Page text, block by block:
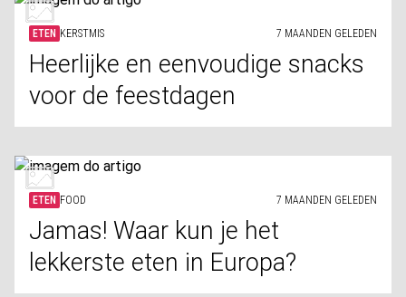
ETEN KERSTMIS 7 MAANDEN GELEDEN
Heerlijke en eenvoudige snacks
voor de feestdagen
ETEN FOOD 7 MAANDEN GELEDEN
Jamas! Waar kun je het
lekkerste eten in Europa?